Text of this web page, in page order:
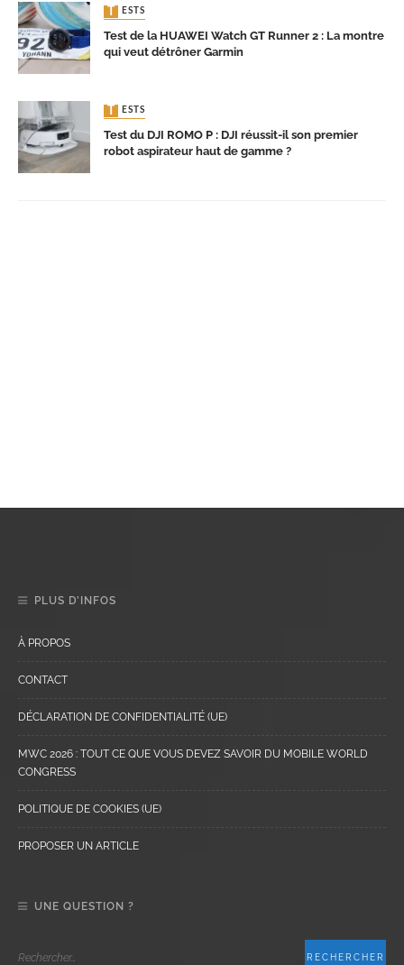
TESTS
Test de la HUAWEI Watch GT Runner 2 : La montre
qui veut détrôner Garmin
TESTS
Test du DJI ROMO P : DJI réussit-il son premier
robot aspirateur haut de gamme ?
PLUS D’INFOS
À PROPOS
CONTACT
DÉCLARATION DE CONFIDENTIALITÉ (UE)
MWC 2026 : TOUT CE QUE VOUS DEVEZ SAVOIR DU MOBILE WORLD
CONGRESS
POLITIQUE DE COOKIES (UE)
PROPOSER UN ARTICLE
UNE QUESTION ?